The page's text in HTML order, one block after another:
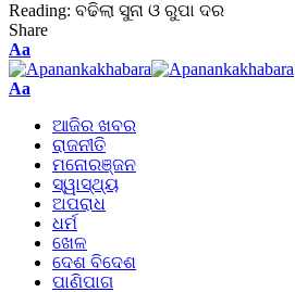
Reading: ବଢିଲା ସୁନା ଓ ରୁପା ଦର
Share
Aa
Aa
ଆଜିର ଖବର
ରାଜନୀତି
ମନୋରଞ୍ଜନ
ସ୍ୱାସ୍ଥ୍ୟ
ଅପରାଧ
ଧର୍ମ
ଖେଳ
ଦେଶ ବିଦେଶ
ପାଣିପାଗ